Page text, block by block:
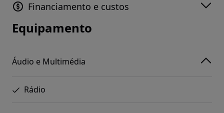
Financiamento e custos
Equipamento
Áudio e Multimédia
Rádio